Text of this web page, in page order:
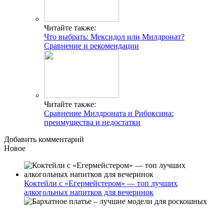
Читайте также:
Что выбрать: Мексидол или Милдронат?
Сравнение и рекомендации
Читайте также:
Сравнение Милдроната и Рибоксина:
преимущества и недостатки
Добавить комментарий
Новое
Коктейли с «Егермейстером» — топ лучших
алкогольных напитков для вечеринок